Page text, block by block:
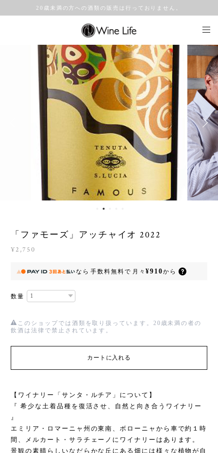
20歳未満の方への酒類の販売は行っておりません。
「ファモーズ」アッチャイオ 2022
¥2,750
なら 手数料無料で 月々¥910から
数量
このショップでは酒類を取り扱っています。20歳未満の者の
飲酒は法律で禁止されています。
カートに入れる
【ワイナリー「サンタ・ルチア」について】
『 希少な土着品種を復活させ、自然と向き合うワイナリー
』
エミリア・ロマーニャ州の東南、ボローニャから車で約１時
間、メルカート・サラチェーノにワイナリーはあります。
景観の素晴らしいなだらかな丘にある畑には様々な植物が自